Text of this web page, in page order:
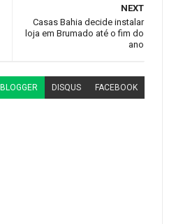
NEXT
Casas Bahia decide instalar
loja em Brumado até o fim do
ano
BLOGGER DISQUS FACEBOOK